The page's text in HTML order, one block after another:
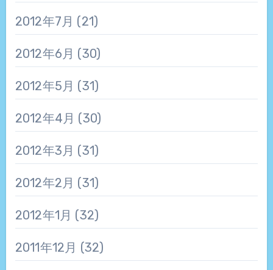
2012年7月 (21)
2012年6月 (30)
2012年5月 (31)
2012年4月 (30)
2012年3月 (31)
2012年2月 (31)
2012年1月 (32)
2011年12月 (32)